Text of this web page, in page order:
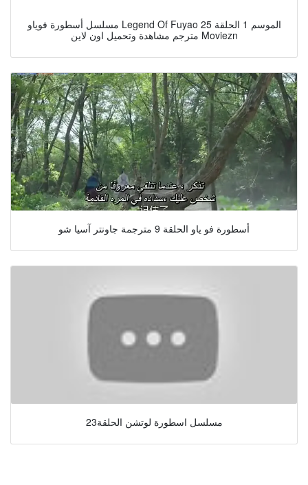
مسلسل أسطورة فوياو Legend Of Fuyao الموسم 1 الحلقة 25
مترجم مشاهدة وتحميل اون لاين Moviezn
أسطورة فو ياو الحلقة 9 مترجمة جاونتر آسيا شو
مسلسل اسطورة لوتشن الحلقة23